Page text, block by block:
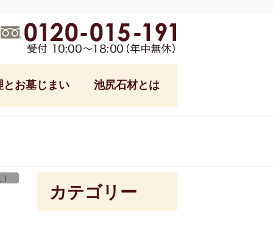
とお墓じまい 池尻石材とは
カテゴリー